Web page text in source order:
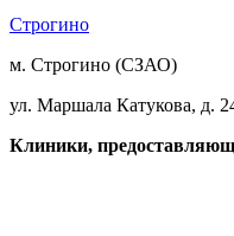
Строгино
м. Строгино (СЗАО)
ул. Маршала Катукова, д.
Клиники,